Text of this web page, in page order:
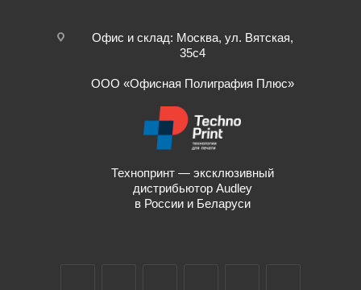
Офис и склад: Москва, ул. Вятская,
35с4
ООО «Офисная Полиграфия Плюс»
Технопринт — эксклюзивный
дистрибьютор Audley
в России и Беларуси